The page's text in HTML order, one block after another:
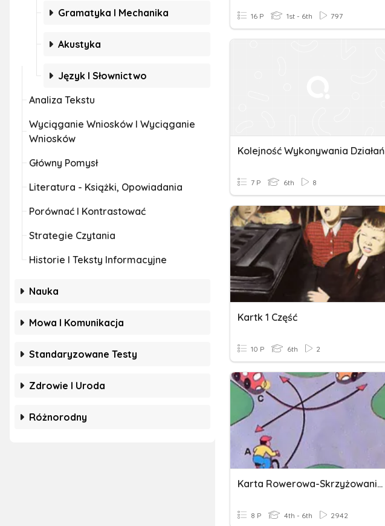
Gramatyka I Mechanika
Akustyka
Język I Słownictwo
Analiza Tekstu
Wyciąganie Wniosków I Wyciąganie
Wniosków
Główny Pomysł
Literatura - Książki, Opowiadania
Porównać I Kontrastować
Strategie Czytania
Historie I Teksty Informacyjne
Nauka
Mowa I Komunikacja
Standaryzowane Testy
Zdrowie I Uroda
Różnorodny
16 P 1st - 6th 797
Kolejność Wykonywania Działań
7 P 6th 8
Kartk 1 Część
10 P 6th 2
Karta Rowerowa-Skrzyżowania I
8 P 4th - 6th 2942